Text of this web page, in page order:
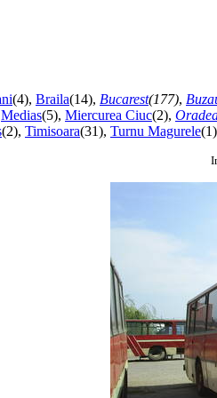
(4), Braila(14), Bucarest(177),
Medias(5), Miercurea Ciuc(2),
(2), Timisoara(31), Turnu Magurele